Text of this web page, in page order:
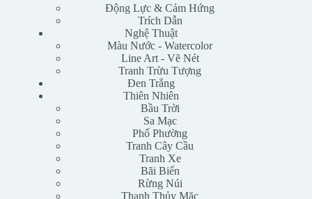
Động Lực & Cảm Hứng
Trích Dẫn
Nghệ Thuật
Màu Nước - Watercolor
Line Art - Vẽ Nét
Tranh Trừu Tượng
Đen Trắng
Thiên Nhiên
Bầu Trời
Sa Mạc
Phố Phường
Tranh Cây Cầu
Tranh Xe
Bãi Biển
Rừng Núi
Thanh Thủy Mặc